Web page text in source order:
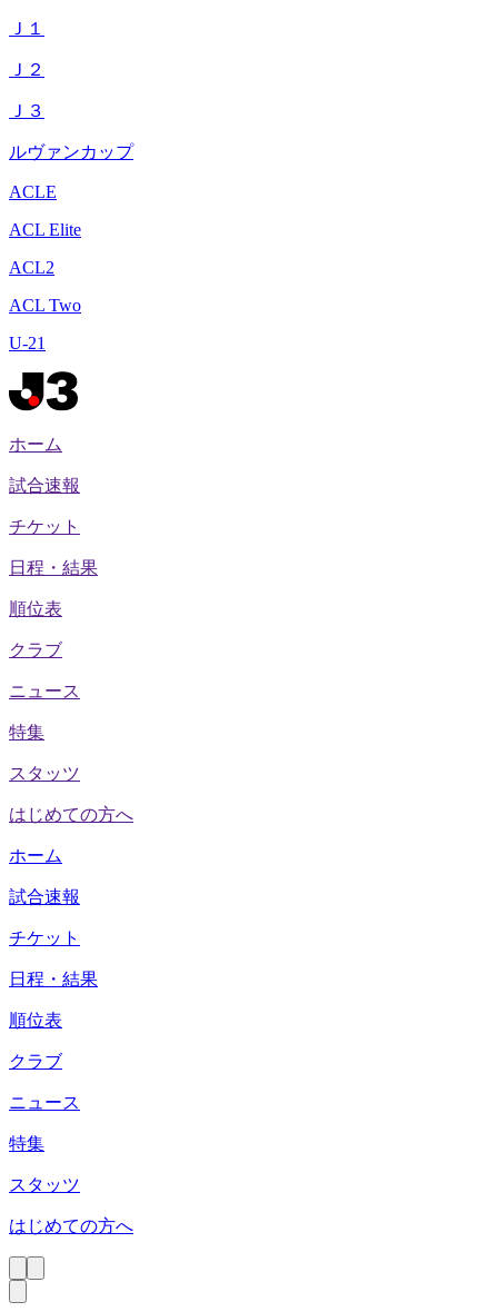
Ｊ１
Ｊ２
Ｊ３
ルヴァンカップ
ACLE
ACL Elite
ACL2
ACL Two
U-21
ホーム
試合速報
チケット
日程・結果
順位表
クラブ
ニュース
特集
スタッツ
はじめての方へ
ホーム
試合速報
チケット
日程・結果
順位表
クラブ
ニュース
特集
スタッツ
はじめての方へ